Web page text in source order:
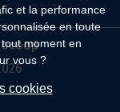
et la performance
en toute
moment en
vous ?
cookies